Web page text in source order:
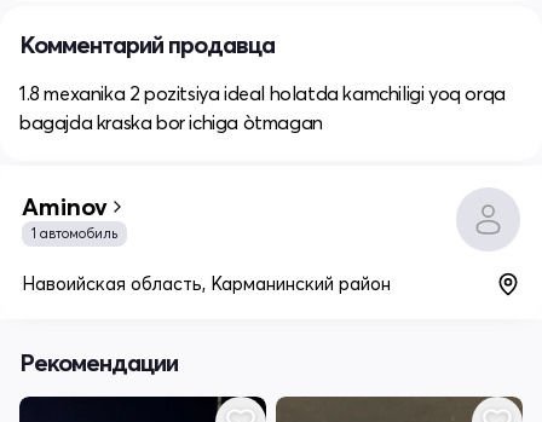
Комментарий продавца
1.8 mexanika 2 pozitsiya ideal holatda kamchiligi yoq orqa
bagajda kraska bor ichiga òtmagan
Aminov
1 автомобиль
Навоийская область, Карманинский район
Рекомендации